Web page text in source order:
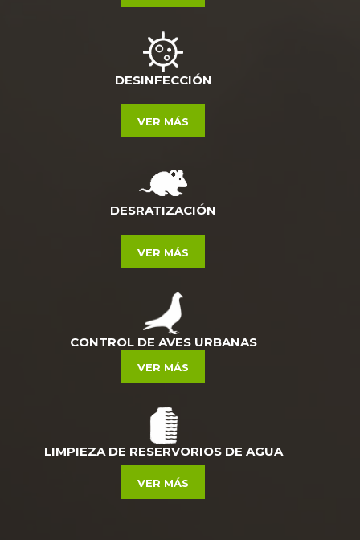
DESINFECCIÓN
VER MÁS
DESRATIZACIÓN
VER MÁS
CONTROL DE AVES URBANAS
VER MÁS
LIMPIEZA DE RESERVORIOS DE AGUA
VER MÁS